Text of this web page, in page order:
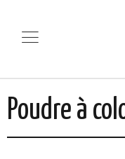
Poudre à